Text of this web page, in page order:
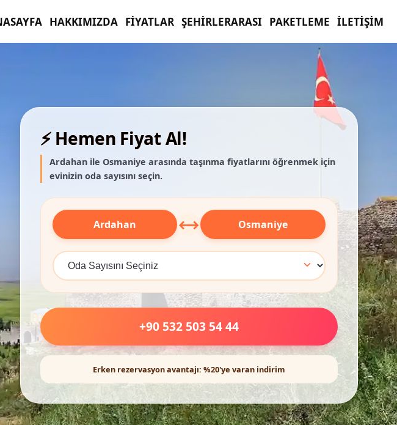
HAKKIMIZDA FIYATLAR ŞEHIRLERARASI PAKETLEME İLETIŞIM
⚡ Hemen Fiyat Al!
Ardahan ile Osmaniye arasında taşınma fiyatlarını öğrenmek için
evinizin oda sayısını seçin.
Ardahan ⟷ Osmaniye
+90 532 503 54 44
Erken rezervasyon avantajı: %20'ye varan indirim